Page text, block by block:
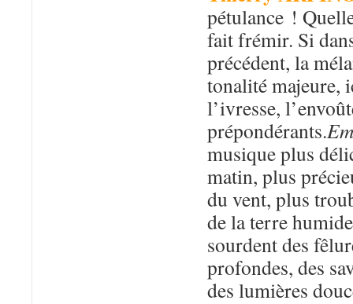
pétulance !
fait frémir. Si
précédent, la
tonalité majeure,
l’ivresse,
prépondérants.
musique plus
matin, plus
du vent, plus
de la terre
sourdent des
profondes, des
des lumières